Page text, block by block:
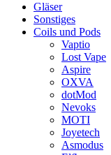
Gläser
Sonstiges
Coils und Pods
Vaptio
Lost Vape
Aspire
OXVA
dotMod
Nevoks
MOTI
Joyetech
Asmodus